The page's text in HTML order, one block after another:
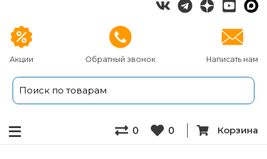
Акции Обратный звонок Написать нам
0 0 Корзина